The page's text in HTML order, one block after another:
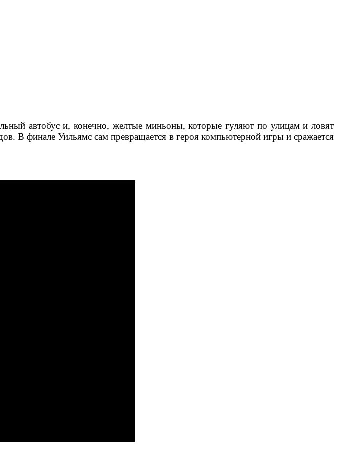
автобус и, конечно, желтые миньоны, которые гуляют по улицам и ловят
В финале Уильямс сам превращается в героя компьютерной игры и сражается